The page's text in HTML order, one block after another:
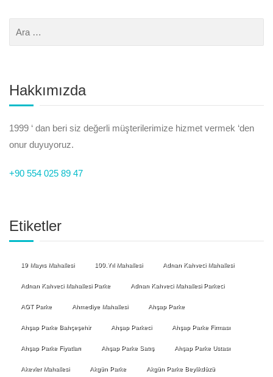
Hakkımızda
1999 ‘ dan beri siz değerli müşterilerimize hizmet vermek ‘den
onur duyuyoruz.
+90 554 025 89 47
Etiketler
19 Mayıs Mahallesi 100.Yıl Mahallesi Adnan Kahveci Mahallesi
Adnan Kahveci Mahallesi Parke Adnan Kahveci Mahallesi Parkeci
AGT Parke Ahmediye Mahallesi Ahşap Parke
Ahşap Parke Bahçeşehir Ahşap Parkeci Ahşap Parke Firması
Ahşap Parke Fiyatları Ahşap Parke Satış Ahşap Parke Ustası
Akevler Mahallesi Akgün Parke Akgün Parke Beylikdüzü